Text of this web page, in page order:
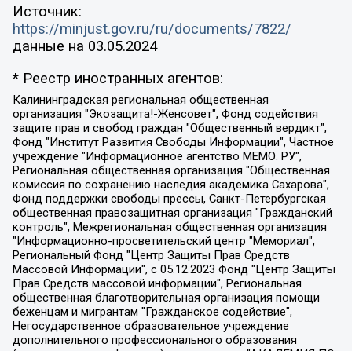
Источник:
https://minjust.gov.ru/ru/documents/7822/
данные на 03.05.2024
* Реестр иностранных агентов:
Калининградская региональная общественная организация "Экозащита!-Женсовет", Фонд содействия защите прав и свобод граждан "Общественный вердикт", Фонд "Институт Развития Свободы Информации", Частное учреждение "Информационное агентство МЕМО. РУ", Региональная общественная организация "Общественная комиссия по сохранению наследия академика Сахарова", Фонд поддержки свободы прессы, Санкт-Петербургская общественная правозащитная организация "Гражданский контроль", Межрегиональная общественная организация "Информационно-просветительский центр "Мемориал", Региональный Фонд "Центр Защиты Прав Средств Массовой Информации", с 05.12.2023 Фонд "Центр Защиты Прав Средств массовой информации", Региональная общественная благотворительная организация помощи беженцам и мигрантам "Гражданское содействие", Негосударственное образовательное учреждение дополнительного профессионального образования (повышение квалификации) специалистов "АКАДЕМИЯ ПО ПРАВАМ ЧЕЛОВЕКА", Свердловская региональная общественная организация "Сутяжник", Автономная некоммерческая организация "Центр независимых социологических исследований", Союз общественных объединений "Российский исследовательский центр по правам человека", Региональное общественное учреждение научно-информационный центр "МЕМОРИАЛ", Некоммерческая организация "Фонд защиты гласности", Автономная некоммерческая организация "Институт прав человека", Городская общественная организация "Екатеринбургское общество "МЕМОРИАЛ", Городская общественная организация "Рязанское историко-просветительское и правозащитное общество "Мемориал" (Рязанский Мемориал), Челябинский региональный орган общественной самодеятельности – женское общественное объединение "Женщины Евразии", Челябинский региональный орган общественной самодеятельности "Уральская правозащитная группа", Фонд содействия защите здоровья и социальной справедливости имени Андрея Рылькова, Автономная Некоммерческая Организация "Аналитический Центр Юрия Левады", Автономная некоммерческая организация социальной поддержки населения "Проект Апрель", Региональная общественная организация помощи женщинам и детям, находящимся в кризисной ситуации "Информационно-методический центр "Анна", Фонд содействия развитию массовых коммуникаций и правовому просвещению "Так-так-Так", Фонд содействия устойчивому развитию "Серебряная тайга", Свердловский региональный общественный фонд социальных проектов "Новое время", "Idel.Реалии", Кавказ.Реалии, Крым.Реалии, Телеканал Настоящее Время, Татаро-башкирская служба Радио Свобода (Azatliq Radiosi), Радио Свободная Европа/Радио Свобода (PCE/PC), "Сибирь.Реалии", "Фактограф", Благотворительный фонд помощи осужденным и их семьям, Автономная некоммерческая организация "Институт глобализации и социальных движений", Фонд "В защиту прав заключенных", Частное учреждение "Центр поддержки и содействия развитию средств массовой информации", Пензенский региональный общественный благотворительный фонд "Гражданский союз", "Север.Реалии", Некоммерческая организация Фонд "Правовая инициатива", Общество с ограниченной ответственностью "Радио Свободная Европа/Радио Свобода", Чешское информационное агентство "MEDIUM-ORIENT", Красноярская региональная общественная организация "Мы против СПИДа", Камалягин Денис Николаевич, Маркелов Сергей Евгеньевич, Пономарев Лев Александрович, Савицкая Людмила Алексеевна, Автономная некоммерческая организация "Центр по работе с проблемой насилия "НАСИЛИЮ.НЕТ", Межрегиональный профессиональный союз работников здравоохранения "Альянс врачей", Юридическое лицо, зарегистрированное в Латвийской Республике, SIA "Medusa Project" (регистрационный номер 40103797863, дата регистрации 10.06.2014), Некоммерческая организация "Фонд по борьбе с коррупцией", Автономная некоммерческая организация "Институт права и публичной политики", Баданин Роман Сергеевич, Гликин Максим Александрович, Железнова Мария Михайловна, Лукьянова Юлия Сергеевна, Маетная Елизавета Витальевна, Маняхин Петр Борисович, Чуракова Ольга Владимировна, Ярош Юлия Петровна, Юридическое лицо "The Insider SIA", зарегистрированное в Риге, Латвийская Республика (дата регистрации 26.06.2015), являющееся администратором доменного имени интернет-издания "The Insider SIA", https://theins.ru, Постернак Алексей Евгеньевич, Рубин Михаил Аркадьевич, Анин Роман Александрович, Юридическое лицо Istories fonds, зарегистрированное в Латвийской Республике (регистрационный номер 50008295751, дата регистрации 24.02.2020), Великовский Дмитрий Александрович, Долинина Ирина Николаевна, Мароховская Алеся Алексеевна, Шлейнов Роман Юрьевич, Шмагун Олеся Валентиновна, Общество с ограниченной ответственностью "Альтаир 2021", Общество с ограниченной ответственностью "Вега 2021", Общество с ограниченной ответственностью "Главный редактор 2021", Общество с ограниченной ответственностью "Ромашки монолит", Важенков Артем Валерьевич, Ивановская областная общественная организация "Центр гендерных исследований", Гурман Юрий Альбертович, Медиапроект "ОВД-Инфо", Егоров Владимир Владимирович, Жилинский Владимир Александрович, Общество с ограниченной ответственностью "ЗП", Иванова София Юрьевна, Карезина Инна Павловна, Кильтау Екатерина Викторовна, Петров Алексей Викторович, Пискунов Сергей Евгеньевич, Смирнов Сергей Сергеевич, Тихонов Михаил Сергеевич, Общество с ограниченной ответственностью "ЖУРНАЛИСТ-ИНОСТРАННЫЙ АГЕНТ", Арапова Галина Юрьевна, Вольтская Татьяна Анатольевна, Американская компания "Mason G.E.S. Anonymous Foundation" (США), являющаяся владельцем интернет-издания https://mnews.world/, Компания "Stichting Bellingcat", зарегистрированная в Нидерландах (дата регистрации 11.07.2018), Захаров Андрей Вячеславович, Клепиковская Екатерина Дмитриевна, Общество с ограниченной ответственностью "МЕМО", Перл Роман Александрович, Симонов Евгений Алексеевич, Соловьева Елена Анатольевна, Сотников Даниил Владимирович, Сурначева Елизавета Дмитриевна, Автономная некоммерческая организация по защите прав человека и информированию населения "Якутия – Наше Мнение", Общество с ограниченной ответственностью "Москоу диджитал медиа", с 26.01.2023 Общество с ограниченной ответственностью "Чайка Белые сады", Ветошкина Валерия Валерьевна, Заговора Максим Александрович, Межрегиональное общественное движение "Российская ЛГБТ - сеть", Оленичев Максим Владимирович, Павлов Иван Юрьевич, Скворцова Елена Сергеевна, Общество с ограниченной ответственностью "Как бы инагент", Кочетков Игорь Викторович, Общество с ограниченной ответственностью "Честные выборы", Еланчик Олег Александрович, Общество с ограниченной ответственностью "Нобелевский призыв", Гималова Регина Эмилевна, Григорьев Андрей Валерьевич, Григорьева Алина Александровна, Ассоциация по содействию защите прав призывников, альтернативнослужащих и военнослужащих "Правозащитная группа "Гражданин.Армия.Право", Хисамова Регина Фаритовна, Автономная некоммерческая организация по реализации социально-правовых программ "Лилит", Дальневосточное общественное движение "Маяк", Санкт-Петербургская ЛГБТ-инициативная группа "Выход", Инициативная группа ЛГБТ+ "Реверс", Алексеев Андрей Викторович, Бекбулатова Таисия Львовна, Беляев Иван Михайлович, Владыкина Елена Сергеевна, Гельман Марат Александрович, Никульшина Вероника Юрьевна, Толоконникова Надежда Андреевна, Шендерович Виктор Анатольевич, Общество с ограниченной ответственностью "Данное сообщение", Общество с ограниченной ответственностью Издательский дом "Новая глава", Айнбиндер Александра Александровна, Московский комьюнити-центр для ЛГБТ+инициатив, Благотворительный фонд развития филантропии, Deutsche Welle (Германия, Kurt-Schumacher-Strasse 3, 53113 Bonn), Борзунова Мария Михайловна, Воробьев Виктор Викторович, Голубева Анна Львовна, Константинова Алла Михайловна, Малкова Ирина Владимировна, Мурадов Мурад Абдулгалимович, Осетинская Елизавета Николаевна, Понасенков Евгений Николаевич, Ганапольский Матвей Юрьевич, Киселев Евгений Алексеевич, Борухович Ирина Григорьевна, Дремин Иван Тимофеевич, Дубровский Дмитрий Викторович, Красноярская региональная общественная организация поддержки и развития альтернативных образовательных технологий и межкультурных коммуникаций "ИНТЕРРА", Маяковская Екатерина Алексеевна, Фейгин Марк Захарович, Филимонов Андрей Викторович, Дзугкоева Регина Николаевна, Доброхотов Роман Александрович, Дудь Юрий Александрович, Елкин Сергей Владимирович, Кругликов Кирилл Игоревич, Сабунаева Мария Леонидовна, Семенов Алексей Владимирович, Шаинян Карен Багратович, Шульман Екатерина Михайловна, Асафьев Артур Валерьевич, Вахштайн Виктор Семенович, Венедиктов Алексей Алексеевич, Лушникова Екатерина Евгеньевна, Волков Леонид Михайлович, Невзоров Александр Глебович, Пархоменко Сергей Борисович, Сироткин Ярослав Николаевич, Кара-Мурза Владимир Владимирович, Баранова Наталья Владимировна, Гозман Леонид Яковлевич, Кагарлицкий Борис Юльевич, Климарев Михаил Валерьевич, Милов Владимир Станиславович, Автономная некоммерческая организация Краснодарский центр современного искусства "Типография", Моргенштерн Алишер Тагирович, Соболь Любовь Эдуардовна, Общество с ограниченной ответственностью "ЛИЗА НОРМ", Каспаров Гарри Кимович, Ходорковский Михаил Борисович, Общество с ограниченной ответственностью "Апрельские тезисы", Данилович Ирина Брониславовна, Кашин Олег Владимирович, Петров Николай Владимирович, Пивоваров Алексей Владимирович, Соколов Михаил Владимирович, Цветкова Юлия Владимировна, Чичваркин Евгений Александрович, Комитет против пыток/Команда против пыток, Общество с ограниченной ответственностью "Первый научный", Общество с ограниченной ответственностью "Вертолет и ко", Белоцерковская Вероника Борисовна, Кац Максим Евгеньевич, Лазарева Татьяна Юрьевна, Шаведдинов Руслан Табризович, Яшин Илья Валерьевич, Общество с ограниченной ответственностью "Иноагент ААВ", Алешковский Дмитрий Петрович, Альбац Евгения Марковна, Быков Дмитрий Львович, Галямина Юлия Евгеньевна, Лойко Сергей Леонидович, Мартынов Кирилл Константинович, Медведев Сергей Александрович, Крашенинников Федор Геннадиевич, Гордеева Катерина Вл